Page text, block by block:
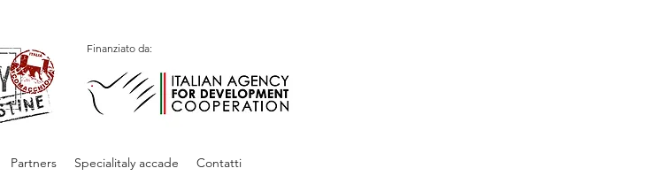
Finanziato da:
Partners Specialitaly accade Contatti